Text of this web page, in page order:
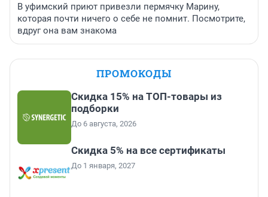
В уфимский приют привезли пермячку Марину,
которая почти ничего о себе не помнит. Посмотрите,
вдруг она вам знакома
ПРОМОКОДЫ
Скидка 15% на ТОП-товары из
подборки
До 6 августа, 2026
Скидка 5% на все сертификаты
До 1 января, 2027